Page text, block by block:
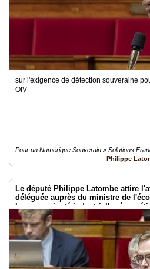
sur l'exigence de détection souveraine
OIV
Pour un Numérique Souverain » Solutions
Philippe
Le député Philippe Latombe attire
déléguée auprès du ministre de
la souveraineté industrielle,
de l'intelligence artificielle et du